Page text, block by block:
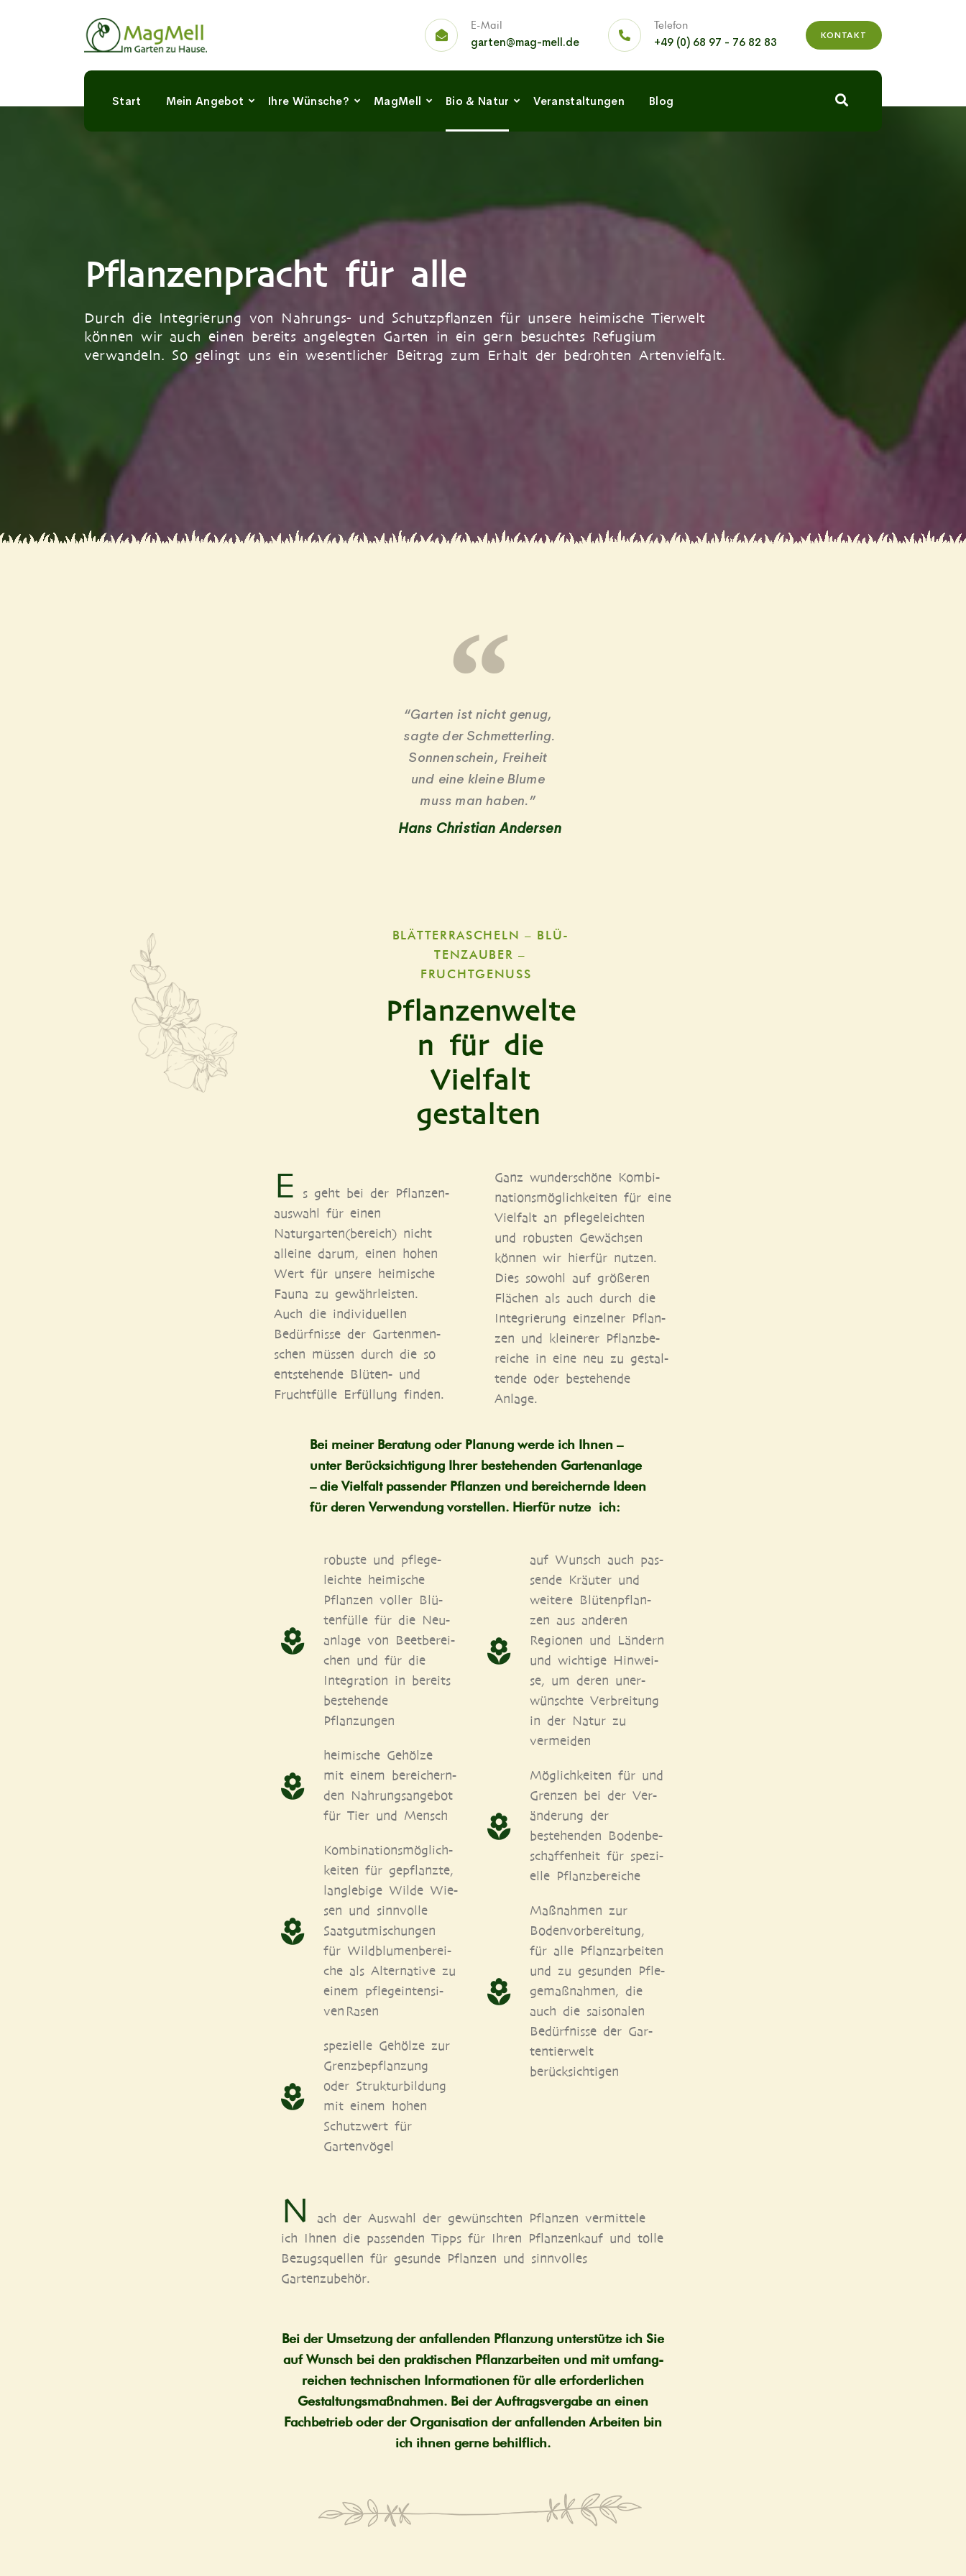
E-Mail
garten@mag-mell.de
Telefon
+49 (0) 68 97 - 76 82 83 KONTAKT
Start Mein Angebot Ihre Wünsche? MagMell Bio & Natur Veranstaltungen Blog
Pflanzenpracht für alle
Durch die Integrierung von Nahrungs- und Schutzpflanzen für unsere heimische Tierwelt
können wir auch einen bereits angelegten Garten in ein gern besuchtes Refugium
verwandeln. So gelingt uns ein wesentlicher Beitrag zum Erhalt der bedrohten Artenvielfalt.
“Gar­ten ist nicht genug,
sag­te der Schmet­ter­ling.
Son­nen­schein, Freiheit
und eine klei­ne Blume
muss man haben.”
Hans Chris­ti­an Andersen
BLÄT­TER­RA­SCHELN – BLÜ­
TEN­ZAU­BER –
FRUCHTGENUSS
Pflanzenwelte
n für die
Vielfalt
gestalten
E
s geht bei der Pflan­zen­
aus­wahl für einen
Naturgarten(bereich) nicht
allei­ne dar­um, einen hohen
Wert für unse­re hei­mi­sche
Fau­na zu gewähr­leis­ten.
Auch die indi­vi­du­el­len
Bedürf­nis­se der Gar­ten­men­
schen müs­sen durch die so
ent­ste­hen­de Blü­ten- und
Frucht­fül­le Erfül­lung finden.
Ganz wun­der­schö­ne Kom­bi­
na­ti­ons­mög­lich­kei­ten für eine
Viel­falt an pfle­ge­leich­ten
und robus­ten Gewäch­sen
kön­nen wir hier­für nut­zen.
Dies sowohl auf grö­ße­ren
Flä­chen als auch durch die
Inte­grie­rung ein­zel­ner Pflan­
zen und klei­ne­rer Pflanz­be­
rei­che in eine neu zu gestal­
ten­de oder bestehen­de
Anlage.
Bei mei­ner Bera­tung oder Pla­nung wer­de ich Ihnen –
unter Berück­sich­ti­gung Ihrer bestehen­den Gar­ten­an­la­ge
– die Viel­falt pas­sen­der Pflan­zen und berei­chern­de Ideen
für deren Ver­wen­dung vor­stel­len. Hier­für nut­ze ich:
robus­te und pfle­ge­
leich­te hei­mi­sche
Pflan­zen vol­ler Blü­
ten­fül­le für die Neu­
an­la­ge von Beet­be­rei­
chen und für die
Inte­gra­ti­on in bereits
bestehen­de
Pflanzungen
hei­mi­sche Gehöl­ze
mit einem berei­chern­
den Nah­rungs­an­ge­bot
für Tier und Mensch
Kom­bi­na­ti­ons­mög­lich­
kei­ten für gepflanz­te,
lang­le­bi­ge Wil­de Wie­
sen und sinn­vol­le
Saat­gut­mi­schun­gen
für Wild­blu­men­be­rei­
che als Alter­na­ti­ve zu
einem pfle­ge­inten­si­
ven Rasen
spe­zi­el­le Gehöl­ze zur
Grenz­be­pflan­zung
oder Struk­tur­bil­dung
mit einem hohen
Schutz­wert für
Gartenvögel
auf Wunsch auch pas­
sen­de Kräu­ter und
wei­te­re Blü­ten­pflan­
zen aus ande­ren
Regio­nen und Län­dern
und wich­ti­ge Hin­wei­
se, um deren uner­
wünsch­te Ver­brei­tung
in der Natur zu
vermeiden
Mög­lich­kei­ten für und
Gren­zen bei der Ver­
än­de­rung der
bestehen­den Boden­be­
schaf­fen­heit für spe­zi­
el­le Pflanzbereiche
Maß­nah­men zur
Boden­vor­be­rei­tung,
für alle Pflanz­ar­bei­ten
und zu gesun­den Pfle­
ge­maß­nah­men, die
auch die sai­so­na­len
Bedürf­nis­se der Gar­
ten­tier­welt
berücksichtigen
N
ach der Aus­wahl der gewünsch­ten Pflan­zen ver­mit­te­le
ich Ihnen die pas­sen­den Tipps für Ihren Pflan­zen­kauf und tol­le
Bezugs­quel­len für gesun­de Pflan­zen und sinn­vol­les
Gartenzubehör.
Bei der Umset­zung der anfal­len­den Pflan­zung unter­stüt­ze ich Sie
auf Wunsch bei den prak­ti­schen Pflanz­ar­bei­ten und mit umfang­
rei­chen tech­ni­schen Infor­ma­tio­nen für alle erfor­der­li­chen
Gestal­tungs­maß­nah­men. Bei der Auf­trags­ver­ga­be an einen
Fach­be­trieb oder der Orga­ni­sa­ti­on der anfal­len­den Arbei­ten bin
ich ihnen ger­ne behilflich.